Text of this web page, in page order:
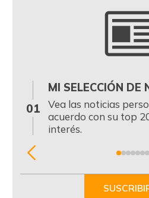
01
MI SELECCIÓN DE
Vea las noticias
acuerdo con su top
interés.
Item